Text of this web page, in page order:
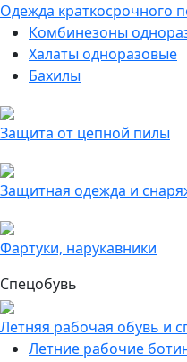
Одежда краткосрочного
Комбинезоны
Халаты одноразовые
Бахилы
Защита от цепной пилы
Защитная одежда и
Фартуки, нарукавники
Спецобувь
Летняя рабочая обувь и
Летние рабочие